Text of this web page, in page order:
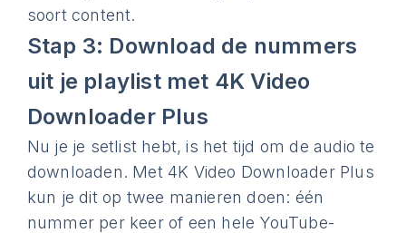
soort content.
Stap 3: Download de nummers
uit je playlist met 4K Video
Downloader Plus
Nu je je setlist hebt, is het tijd om de audio te
downloaden. Met 4K Video Downloader Plus
kun je dit op twee manieren doen: één
nummer per keer of een hele YouTube-